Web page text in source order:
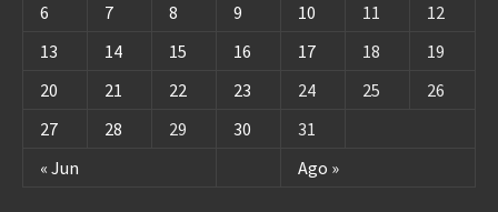
« Jun Ago »
6
7 8 9 10 11
12
13
14 15 16 17 18
19
20
21 22 23 24 25
26
27
28 29 30 31